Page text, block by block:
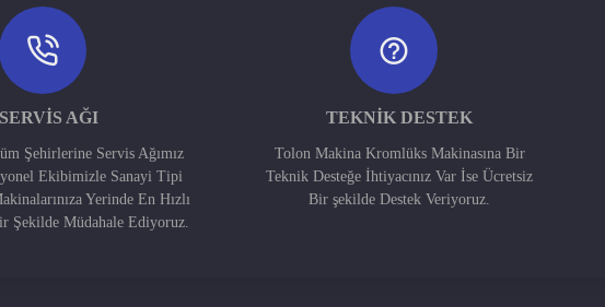
SERVIS AĞI
Şehirlerine Servis Ağımız
Ekibimizle Sanayi Tipi
Yerinde En Hızlı
Şekilde Müdahale Ediyoruz.
TEKNIK DESTEK
Tolon Makina Kromlüks Makinasına Bir
Teknik Desteğe İhtiyacınız Var İse Ücretsiz
Bir şekilde Destek Veriyoruz.